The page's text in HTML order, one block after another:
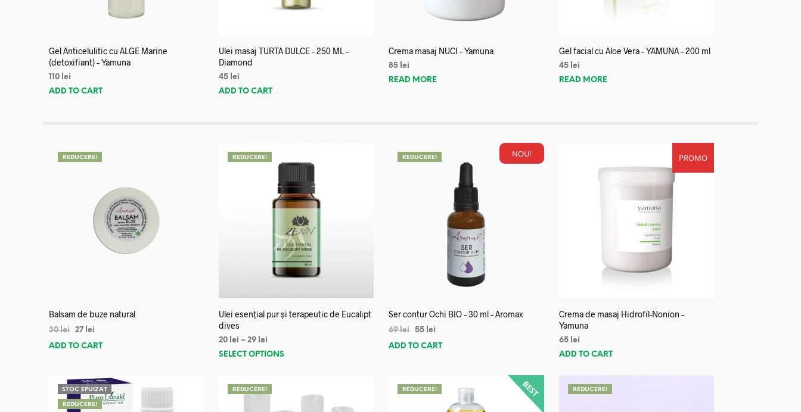
Gel Anticelulitic cu ALGE Marine
(detoxifiant) – Yamuna
110 lei
ADD TO CART
Ulei masaj TURTA DULCE – 250 ML –
Diamond
45 lei
ADD TO CART
Crema masaj NUCI – Yamuna
85 lei
READ MORE
Gel facial cu Aloe Vera – YAMUNA – 200 ml
45 lei
READ MORE
REDUCERE!
Balsam de buze natural
30lei 27 lei
ADD TO CART
REDUCERE!
Ulei esențial pur și terapeutic de Eucalipt
dives
20 lei –29 lei
SELECT OPTIONS
NOU!
REDUCERE!
Ser contur Ochi BIO – 30 ml – Aromax
69lei 55 lei
ADD TO CART
PROMO
Crema de masaj Hidrofil-Nonion –
Yamuna
65 lei
ADD TO CART
STOC EPUIZAT
REDUCERE!
REDUCERE! REDUCERE! REDUCERE!